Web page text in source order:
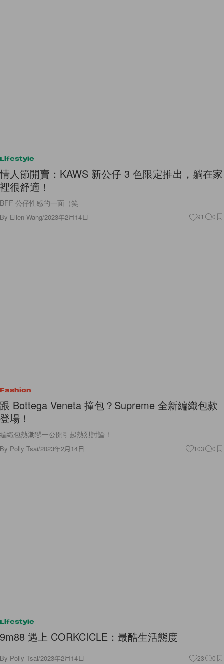
Lifestyle
情人節開賣：KAWS 新公仔 3 色限定推出，躺在家
裡很舒適！
BFF 公仔性感的一面（笑
By Ellen Wang/2023年2月14日 91 0
Fashion
跟 Bottega Veneta 撞包？Supreme 全新編織包款
登場！
編織包熱潮🤣一公開引起熱烈討論！
By Polly Tsai/2023年2月14日 103 0
Lifestyle
9m88 遇上 CORKCICLE：最酷生活態度
By Polly Tsai/2023年2月14日 23 0